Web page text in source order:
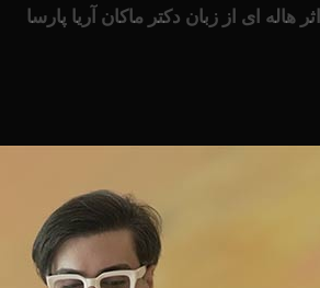
اثر هاله ای از زبان دکتر ماکان آریا پارسا